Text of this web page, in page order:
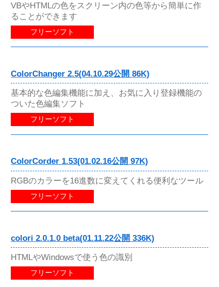
VBやHTMLの色をスクリーン内の色等から簡単に作
ることができます
フリーソフト
ColorChanger 2.5(04.10.29公開 86K)
基本的な色編集機能に加え、お気に入り登録機能の
ついた色編集ソフト
フリーソフト
ColorCorder 1.53(01.02.16公開 97K)
RGBのカラーを16進数に変えてくれる便利なツール
フリーソフト
colori 2.0.1.0 beta(01.11.22公開 336K)
HTMLやWindowsで使う色の識別
フリーソフト